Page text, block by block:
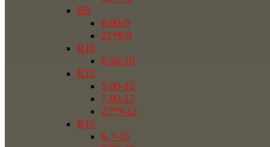
R9
6.00-9
21*8-9
R10
6.50-10
R12
5.00-12
7.00-12
27*9-12
R15
6.7-15